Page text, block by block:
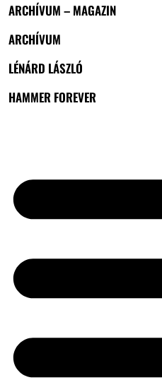
ARCHÍVUM – MAGAZIN
ARCHÍVUM
LÉNÁRD LÁSZLÓ
HAMMER FOREVER